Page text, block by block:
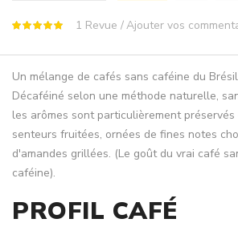
1 Revue Ajouter vos
Un mélange de cafés sans caféine du
Décaféiné selon une méthode naturelle,
les arômes sont particulièrement
senteurs fruitées, ornées de fines notes
d'amandes grillées. (Le goût du vrai café
caféine).
PROFIL CAFÉ